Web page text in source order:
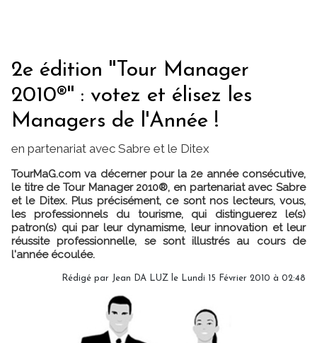
2e édition ''Tour Manager
2010®'' : votez et élisez les
Managers de l'Année !
en partenariat avec Sabre et le Ditex
TourMaG.com va décerner pour la 2e année consécutive,
le titre de Tour Manager 2010®, en partenariat avec Sabre
et le Ditex. Plus précisément, ce sont nos lecteurs, vous,
les professionnels du tourisme, qui distinguerez le(s)
patron(s) qui par leur dynamisme, leur innovation et leur
réussite professionnelle, se sont illustrés au cours de
l'année écoulée.
Rédigé par Jean DA LUZ le Lundi 15 Février 2010 à 02:48